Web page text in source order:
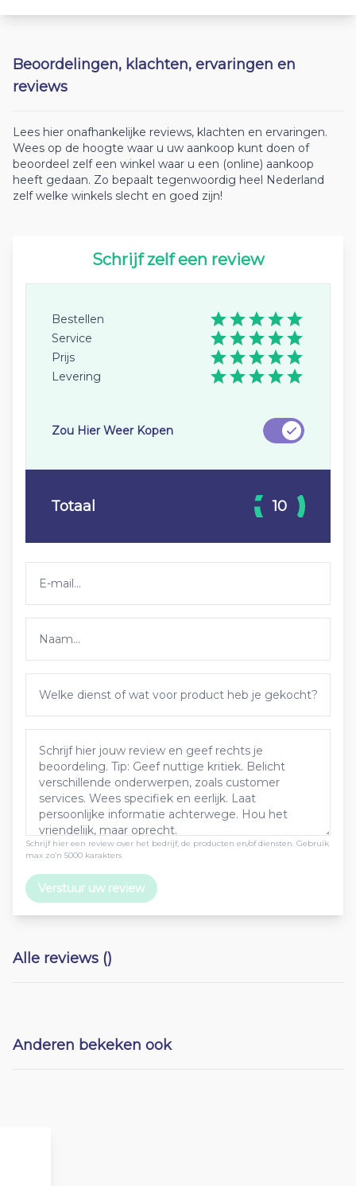
Beoordelingen, klachten, ervaringen en
reviews
Lees hier onafhankelijke reviews, klachten en ervaringen.
Wees op de hoogte waar u uw aankoop kunt doen of
beoordeel zelf een winkel waar u een (online) aankoop
heeft gedaan. Zo bepaalt tegenwoordig heel Nederland
zelf welke winkels slecht en goed zijn!
Schrijf zelf een review
Schrijf hier een review over het bedrijf, de producten en/of diensten. Gebruik
max zo’n 5000 karakters
Verstuur uw review
Bestellen
Service
Prijs
Levering
Zou Hier Weer Kopen
Totaal 10
Alle reviews ()
Anderen bekeken ook